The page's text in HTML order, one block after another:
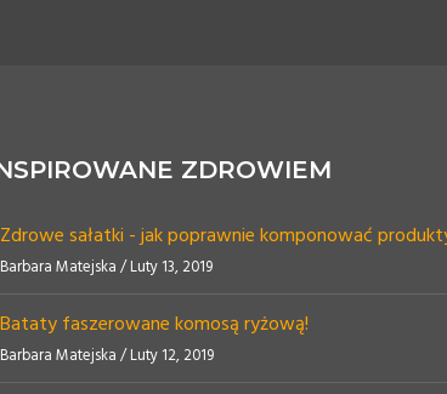
ZDROWIEM
Zdrowe sałatki - jak poprawnie komponować
Barbara Matejska / Luty 13, 2019
Bataty faszerowane komosą ryżową!
Barbara Matejska / Luty 12, 2019